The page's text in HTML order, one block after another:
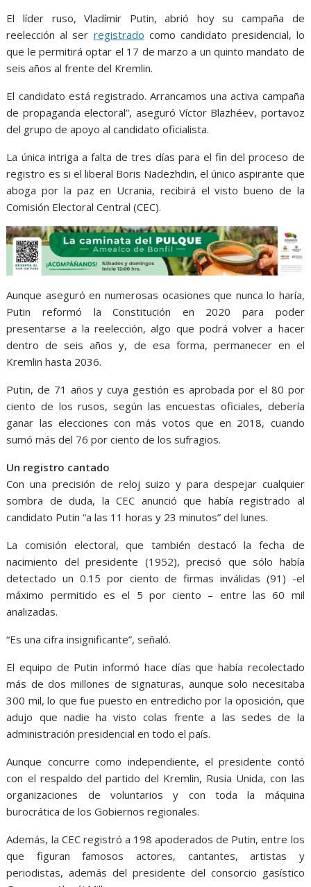
El líder ruso, Vladímir Putin, abrió hoy su campaña de
reelección al ser registrado como candidato presidencial, lo
que le permitirá optar el 17 de marzo a un quinto mandato de
seis años al frente del Kremlin.
El candidato está registrado. Arrancamos una activa campaña
de propaganda electoral”, aseguró Víctor Blazhéev, portavoz
del grupo de apoyo al candidato oficialista.
La única intriga a falta de tres días para el fin del proceso de
registro es si el liberal Boris Nadezhdin, el único aspirante que
aboga por la paz en Ucrania, recibirá el visto bueno de la
Comisión Electoral Central (CEC).
Aunque aseguró en numerosas ocasiones que nunca lo haría,
Putin reformó la Constitución en 2020 para poder
presentarse a la reelección, algo que podrá volver a hacer
dentro de seis años y, de esa forma, permanecer en el
Kremlin hasta 2036.
Putin, de 71 años y cuya gestión es aprobada por el 80 por
ciento de los rusos, según las encuestas oficiales, debería
ganar las elecciones con más votos que en 2018, cuando
sumó más del 76 por ciento de los sufragios.
Un registro cantado
Con una precisión de reloj suizo y para despejar cualquier
sombra de duda, la CEC anunció que había registrado al
candidato Putin “a las 11 horas y 23 minutos” del lunes.
La comisión electoral, que también destacó la fecha de
nacimiento del presidente (1952), precisó que sólo había
detectado un 0.15 por ciento de firmas inválidas (91) -el
máximo permitido es el 5 por ciento – entre las 60 mil
analizadas.
“Es una cifra insignificante”, señaló.
El equipo de Putin informó hace días que había recolectado
más de dos millones de signaturas, aunque solo necesitaba
300 mil, lo que fue puesto en entredicho por la oposición, que
adujo que nadie ha visto colas frente a las sedes de la
administración presidencial en todo el país.
Aunque concurre como independiente, el presidente contó
con el respaldo del partido del Kremlin, Rusia Unida, con las
organizaciones de voluntarios y con toda la máquina
burocrática de los Gobiernos regionales.
Además, la CEC registró a 198 apoderados de Putin, entre los
que figuran famosos actores, cantantes, artistas y
periodistas, además del presidente del consorcio gasístico